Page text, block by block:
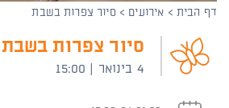
דף הבית > אירועים > סיור צפרות בשבת
סיור צפרות בשבת
4 בינואר | 15:00